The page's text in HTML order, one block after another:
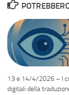
13 e 14/4/2026 – I
digitali della